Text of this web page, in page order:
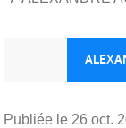
Publiée le 26 oct.